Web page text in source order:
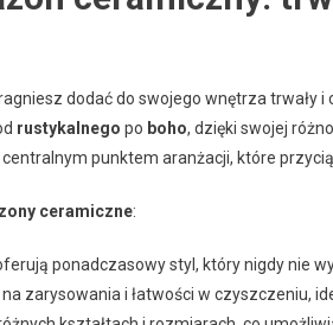
dodać do swojego wnętrza trwały
rustykalnego po boho, dzięki swojej
punktem aranżacji, które
ceramiczne:
ponadczasowy styl, który nigdy nie
zarysowania i łatwości w czyszczeniu,